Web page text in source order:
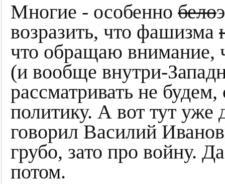
Многие - особенно бело
возразить, что фашизма
что обращаю внимание,
(и вообще внутри-
рассматривать не
политику. А вот тут
говорил Василий
грубо, зато про войну.
потом.